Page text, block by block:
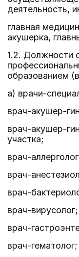
деятельность,
главная
акушерка,
1.2. Должности
образованием
а) врачи-
врач-акушер-
врач-акушер-
участка;
врач-
врач-
врач-
врач-вирусолог;
врач-
врач-гематолог;